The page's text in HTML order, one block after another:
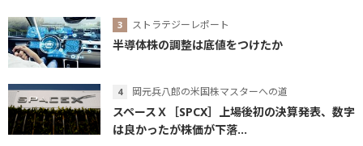
ストラテジーレポート
半導体株の調整は底値をつけたか
岡元兵八郎の米国株マスターへの道
スペースＸ［SPCX］上場後初の決算発表、数字
は良かったが株価が下落...